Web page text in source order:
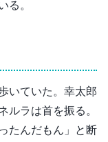
る。
いていた。幸太郎
ルラは首を振る。
たんだもん」と断